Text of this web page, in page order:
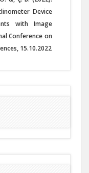
Device
with Image
Conference on
15.10.2022